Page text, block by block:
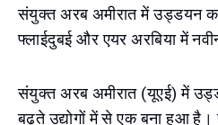
संयुक्त अरब अमीरात में उड्डयन
फ्लाईदुबई और एयर अरबिया में
संयुक्त अरब अमीरात (यूएई) में
बढ़ते उद्योगों में से एक बना हुआ